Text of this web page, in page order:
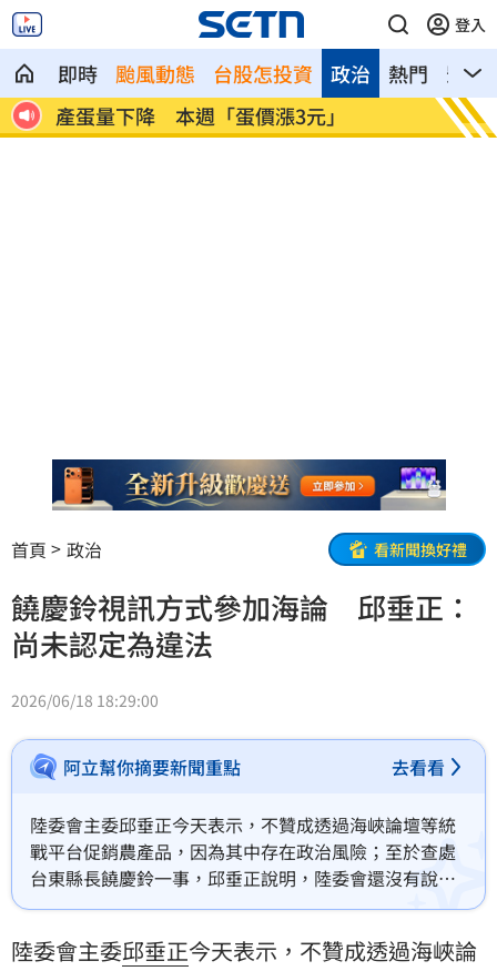
登入
即時 颱風動態 台股怎投資 熱門 影音
政治
巴
產蛋量下降 本週「蛋價漲3元」 KISS
首頁 政治 看新聞換好禮
饒慶鈴視訊方式參加海論 邱垂正：
尚未認定為違法
2026/06/18 18:29:00
阿立幫你摘要新聞重點 去看看
陸委會主委邱垂正今天表示，不贊成透過海峽論壇等統
戰平台促銷農產品，因為其中存在政治風險；至於查處
台東縣長饒慶鈴一事，邱垂正說明，陸委會還沒有說饒
慶鈴違法，只是因為有人檢舉，目前先委請主管機關內
陸委會主委邱垂正今天表示，不贊成透過海峽論